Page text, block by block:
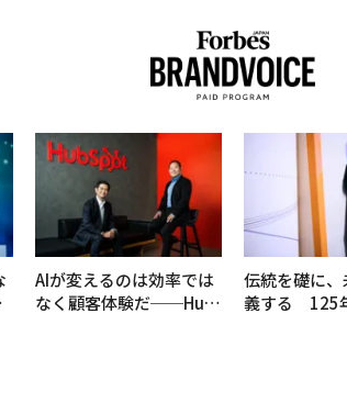
AIが変えるのは効率では
なく顧客体験だ──Hub
伝統を礎に
義する 125